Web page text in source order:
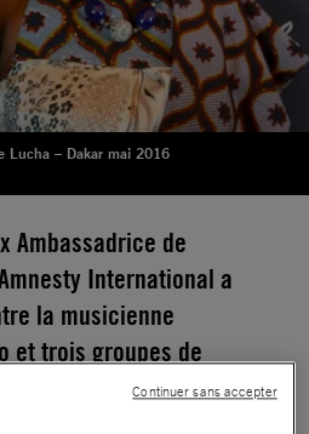
Lucha – Dakar mai 2016
Ambassadrice de
International a
la musicienne
et trois groupes de
e-s africain-e-s : Y’en a
Continuer sans accepter